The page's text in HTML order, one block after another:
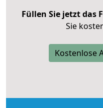
Füllen Sie jetzt das
Sie
Kostenlose